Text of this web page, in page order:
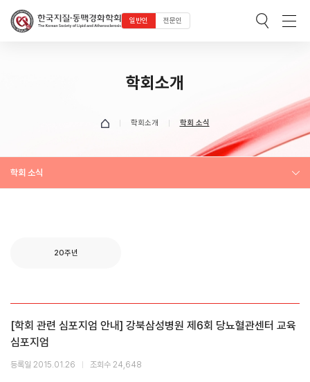
일반인 전문인
학회소개
학회소개 학회 소식
학회 소식
20주년
[학회 관련 심포지엄 안내] 강북삼성병원 제6회 당뇨혈관센터 교육
심포지엄
등록일 2015.01.26 조회수 24,648